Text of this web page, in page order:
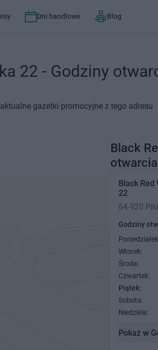
Dni handlowe Blog
22 - Godziny
gazetki promocyjne z tego adresu
Black
otwarcia
Black Red
22
64-920 Piła
Godziny
Wtorek:
Środa:
Czwartek:
Piątek:
Sobota:
Niedziela:
Pokaż w